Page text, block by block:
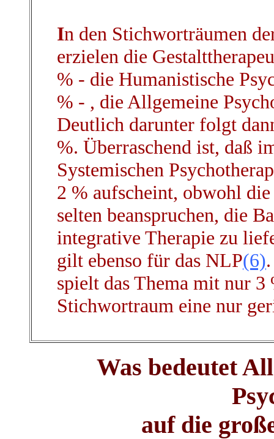
In den Stichworträumen
erzielen die
% - die Humanistische
% - , die Allgemeine
Deutlich darunter folgt
%. Überraschend ist, daß
Systemischen
2 % aufscheint, obwohl
selten beanspruchen, die
integrative Therapie zu
gilt ebenso für das NLP(6)
spielt das Thema mit nur 3
Stichwortraum eine nur
Was bedeutet
auf die